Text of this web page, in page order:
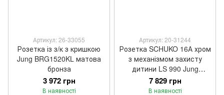
Артикул: 26-33055
Розетка із з/к з кришкою
Jung BRG1520KL матова
бронза
3 972 грн
В наявності
Артикул: 20-31244
Розетка SCHUKO 16А хром
з механізмом захисту
дитини LS 990 Jung
GCR1520KI
7 829 грн
В наявності